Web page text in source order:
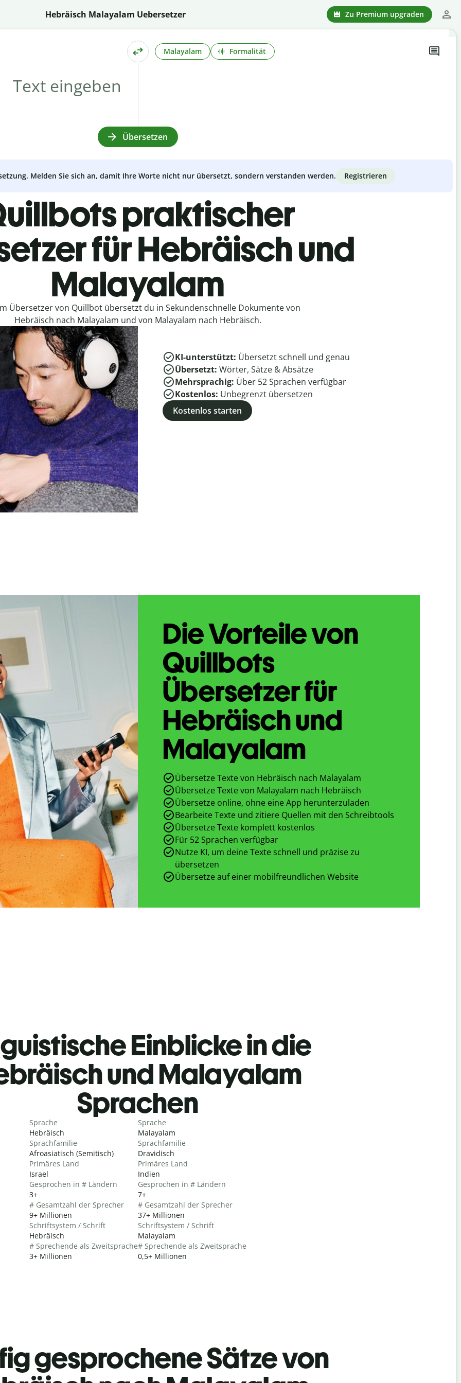
Hebräisch Malayalam Uebersetzer Zu Premium upgraden
Malayalam Formalität
Übersetzen
Melden Sie sich an, damit Ihre Worte nicht nur übersetzt, sondern verstanden werden. Registrieren
praktischer
für Hebräisch und
Malayalam
Übersetzer von Quillbot übersetzt du in Sekundenschnelle Dokumente von
Hebräisch nach Malayalam und von Malayalam nach Hebräisch.
KI-unterstützt: Übersetzt schnell und genau
Übersetzt: Wörter, Sätze & Absätze
Mehrsprachig: Über 52Sprachen verfügbar
Kostenlos: Unbegrenzt übersetzen
Kostenlos starten
Die Vorteile von
Quillbots
Übersetzer für
Hebräisch und
Malayalam
Übersetze Texte von Hebräisch nach Malayalam
Übersetze Texte von Malayalam nach Hebräisch
Übersetze online, ohne eine App herunterzuladen
Bearbeite Texte und zitiere Quellen mit den Schreibtools
Übersetze Texte komplett kostenlos
Für 52 Sprachen verfügbar
Nutze KI, um deine Texte schnell und präzise zu
übersetzen
Übersetze auf einer mobilfreundlichen Website
Einblicke in die
und Malayalam
Sprachen
Sprache
Hebräisch
Sprachfamilie
Afroasiatisch (Semitisch)
Primäres Land
Israel
Gesprochen in # Ländern
3+
# Gesamtzahl der Sprecher
9+ Millionen
Schriftsystem / Schrift
Hebräisch
# Sprechende als Zweitsprache
3+ Millionen
Sprache
Malayalam
Sprachfamilie
Dravidisch
Primäres Land
Indien
Gesprochen in # Ländern
7+
# Gesamtzahl der Sprecher
37+ Millionen
Schriftsystem / Schrift
Malayalam
# Sprechende als Zweitsprache
0,5+ Millionen
gesprochene Sätze von